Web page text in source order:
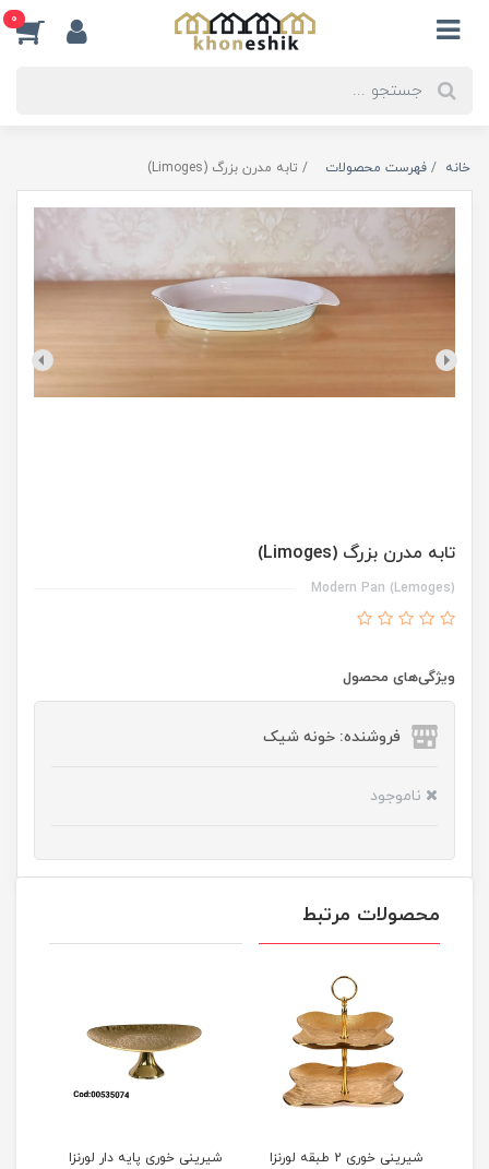
0
خانه فهرست محصولات تابه مدرن بزرگ (Limoges)
تابه مدرن بزرگ (Limoges)
Modern Pan (Lemoges)
ویژگی‌های محصول
فروشنده: خونه شیک
ناموجود
محصولات مرتبط
شیرینی خوری 2 طبقه لورنزا
شیرینی خوری پایه دار لورنزا